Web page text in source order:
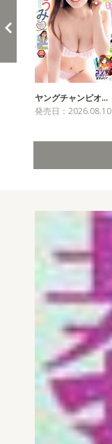
ヤングチャンピオ…
発売日：2026.08.10